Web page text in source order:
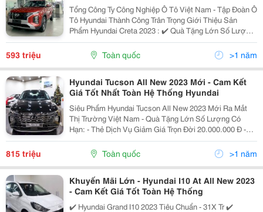
Tổng Công Ty Công Nghiệp Ô Tô Việt Nam - Tập Đoàn Ô
Tô Hyundai Thành Công Trân Trọng Giới Thiệu Sản
Phẩm Hyundai Creta 2023 : ✔️ Quà Tặng Lớn Số Lượng
Có Hạn : Thẻ Dịch Vụ Giảm Giá Trọn Đời 20.000.000 Đ
Tặng Dán Kính Film Cách Nhiệt Cao Cấp Chính Hãn
593 triệu Toàn quốc >1 năm
Hyundai Tucson All New 2023 Mới - Cam Kết
Giá Tốt Nhất Toàn Hệ Thống Hyundai
Siêu Phẩm Hyundai Tucson All New 2023 Mới Ra Mắt
Thị Trường Việt Nam - Quà Tặng Lớn Số Lượng Có
Hạn: - Thẻ Dịch Vụ Giảm Giá Trọn Đời 20.000.000 Đ -
Tặng Thảm Trải Sàn, Bọc Da Tay Lái, Nước Hoa Trên Xe
- Tặng Dán Kính Film Cách Nhiệt Bảo Hành 5 Năm -
815 triệu Toàn quốc >1 năm
Khuyến Mãi Lớn - Hyundai I10 At All New 2023
- Cam Kết Giá Tốt Toàn Hệ Thống
✔️ Hyundai Grand I10 2023 Tiêu Chuẩn - 31X Tr ✔️